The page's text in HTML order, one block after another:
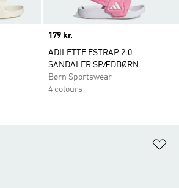
Price
179 kr.
ADILETTE ESTRAP 2.0
SANDALER SPÆDBØRN
Børn Sportswear
4 colours